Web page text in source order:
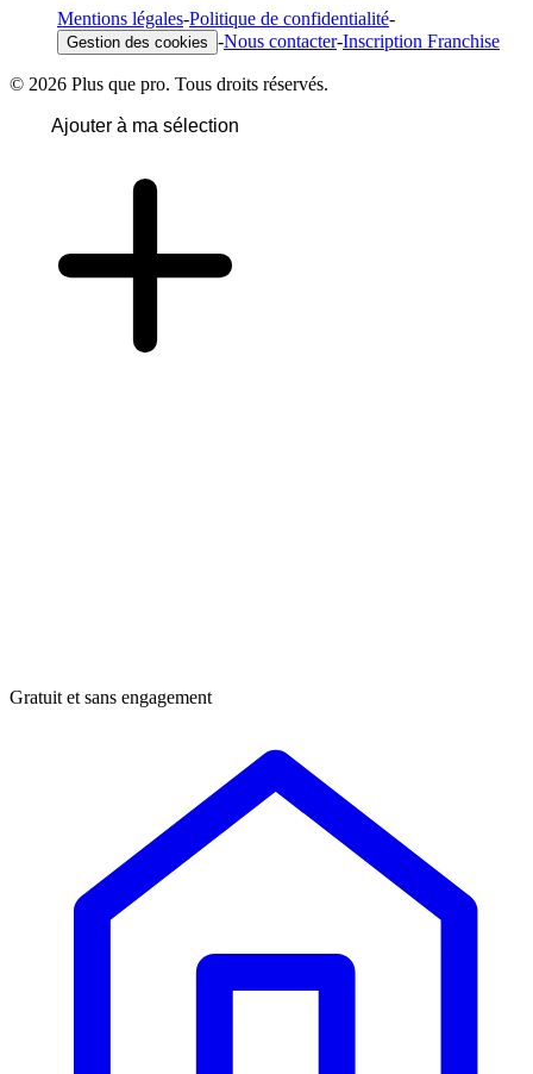
Mentions légales-Politique de confidentialité-
Gestion des cookies -Nous contacter-Inscription Franchise
© 2026 Plus que pro. Tous droits réservés.
Ajouter à ma sélection
Gratuit et sans engagement